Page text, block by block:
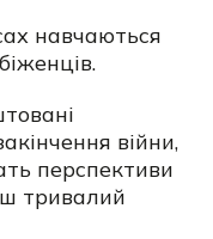
навчаються
війни,
перспективи
тривалий